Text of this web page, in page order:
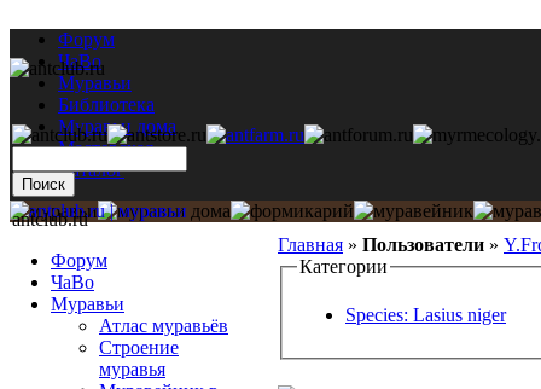
Форум
ЧаВо
Муравьи
Библиотека
Муравьи дома
Мастерская
Каталог
Главная » Пользователи »
Категории
Species: Lasius niger
antclub.ru
Форум
ЧаВо
Муравьи
Атлас муравьёв
Строение
муравья